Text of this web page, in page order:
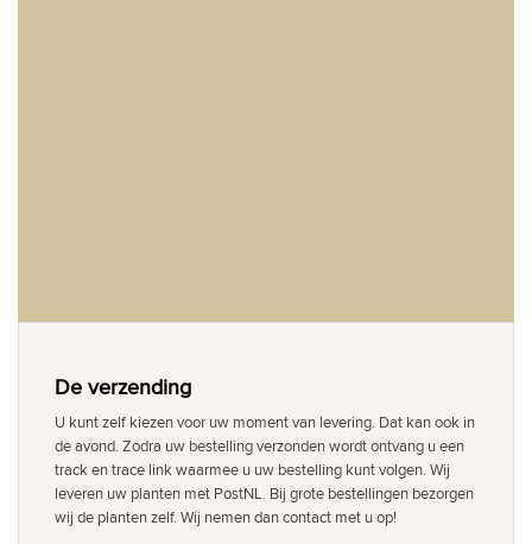
De verzending
U kunt zelf kiezen voor uw moment van levering. Dat kan ook in
de avond. Zodra uw bestelling verzonden wordt ontvang u een
track en trace link waarmee u uw bestelling kunt volgen. Wij
leveren uw planten met PostNL. Bij grote bestellingen bezorgen
wij de planten zelf. Wij nemen dan contact met u op!